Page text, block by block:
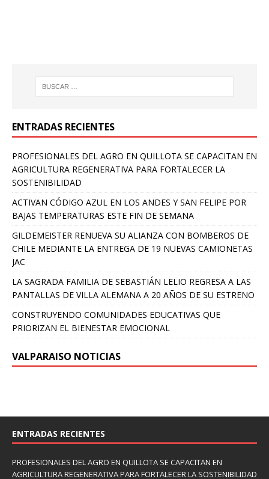
ENTRADAS RECIENTES
PROFESIONALES DEL AGRO EN QUILLOTA SE CAPACITAN EN
AGRICULTURA REGENERATIVA PARA FORTALECER LA
SOSTENIBILIDAD
ACTIVAN CÓDIGO AZUL EN LOS ANDES Y SAN FELIPE POR
BAJAS TEMPERATURAS ESTE FIN DE SEMANA
GILDEMEISTER RENUEVA SU ALIANZA CON BOMBEROS DE
CHILE MEDIANTE LA ENTREGA DE 19 NUEVAS CAMIONETAS
JAC
LA SAGRADA FAMILIA DE SEBASTIÁN LELIO REGRESA A LAS
PANTALLAS DE VILLA ALEMANA A 20 AÑOS DE SU ESTRENO
CONSTRUYENDO COMUNIDADES EDUCATIVAS QUE
PRIORIZAN EL BIENESTAR EMOCIONAL
VALPARAISO NOTICIAS
ENTRADAS RECIENTES
PROFESIONALES DEL AGRO EN QUILLOTA SE CAPACITAN EN
AGRICULTURA REGENERATIVA PARA FORTALECER LA SOSTENIBILIDAD